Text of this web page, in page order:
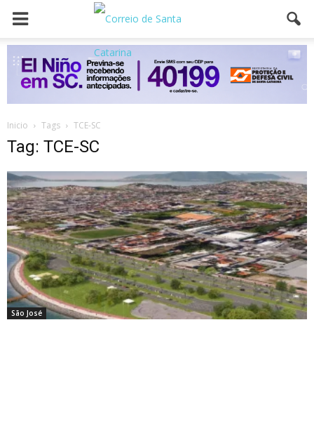
Inicio Tags TCE-SC
Tag: TCE-SC
São José